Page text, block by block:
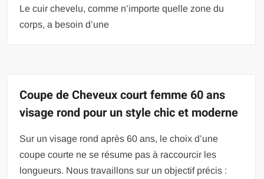
Le cuir chevelu, comme n’importe quelle zone du
corps, a besoin d’une
Coupe de Cheveux court femme 60 ans
visage rond pour un style chic et moderne
Sur un visage rond après 60 ans, le choix d’une
coupe courte ne se résume pas à raccourcir les
longueurs. Nous travaillons sur un objectif précis :